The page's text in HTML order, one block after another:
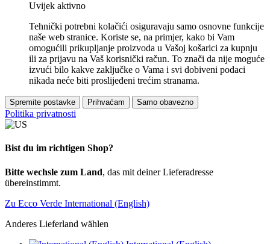
Uvijek aktivno
Tehnički potrebni kolačići osiguravaju samo osnovne funkcije
naše web stranice. Koriste se, na primjer, kako bi Vam
omogućili prikupljanje proizvoda u Vašoj košarici za kupnju
ili za prijavu na Vaš korisnički račun. To znači da nije moguće
izvući bilo kakve zaključke o Vama i svi dobiveni podaci
nikada neće biti proslijeđeni trećim stranama.
Spremite postavke Prihvaćam Samo obavezno
Politika privatnosti
Bist du im richtigen Shop?
Bitte wechsle zum Land, das mit deiner Lieferadresse
übereinstimmt.
Zu Ecco Verde International (English)
Anderes Lieferland wählen